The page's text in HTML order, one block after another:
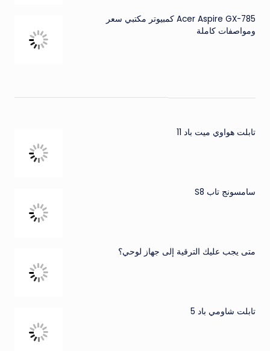
Acer Aspire GX-785 كمبيوتر مكتبي سعر
ومواصفات كاملة
تابلت هواوي ميت باد 11
سامسونج تاب S8
متى يجب عليك الترقية إلى جهاز لوحي؟
تابلت شاومي باد 5